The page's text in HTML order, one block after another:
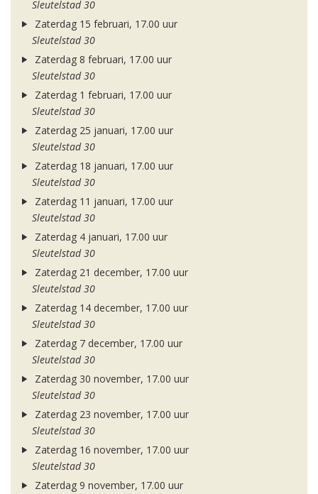
Sleutelstad 30
Zaterdag 15 februari, 17.00 uur
Sleutelstad 30
Zaterdag 8 februari, 17.00 uur
Sleutelstad 30
Zaterdag 1 februari, 17.00 uur
Sleutelstad 30
Zaterdag 25 januari, 17.00 uur
Sleutelstad 30
Zaterdag 18 januari, 17.00 uur
Sleutelstad 30
Zaterdag 11 januari, 17.00 uur
Sleutelstad 30
Zaterdag 4 januari, 17.00 uur
Sleutelstad 30
Zaterdag 21 december, 17.00 uur
Sleutelstad 30
Zaterdag 14 december, 17.00 uur
Sleutelstad 30
Zaterdag 7 december, 17.00 uur
Sleutelstad 30
Zaterdag 30 november, 17.00 uur
Sleutelstad 30
Zaterdag 23 november, 17.00 uur
Sleutelstad 30
Zaterdag 16 november, 17.00 uur
Sleutelstad 30
Zaterdag 9 november, 17.00 uur